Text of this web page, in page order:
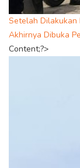
Setelah Dilakukan
Akhirnya Dibuka
Content;?>